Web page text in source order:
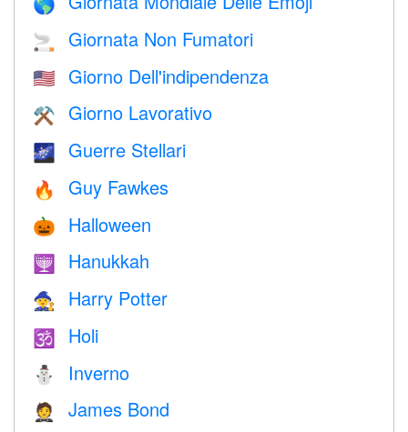
🚬 Giornata Non Fumatori
🇺🇸 Giorno Dell'indipendenza
⚒️ Giorno Lavorativo
🌌 Guerre Stellari
🔥 Guy Fawkes
🎃 Halloween
🕎 Hanukkah
🧙 Harry Potter
🕉 Holi
⛄ Inverno
🤵 James Bond